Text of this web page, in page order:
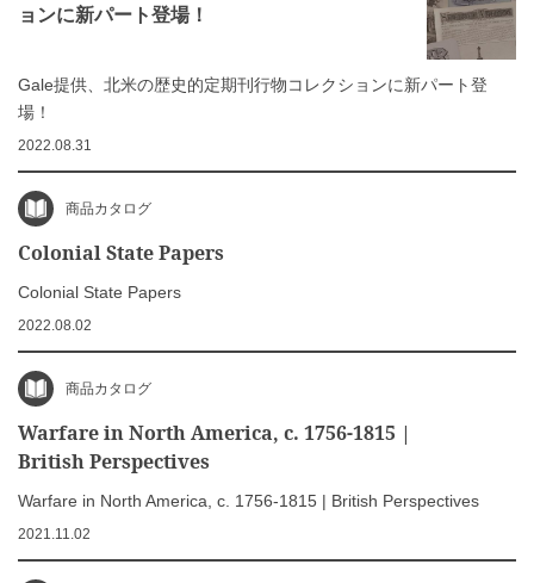
ョンに新パート登場！
Gale提供、北米の歴史的定期刊行物コレクションに新パート登
場！
2022.08.31
商品カタログ
Colonial State Papers
Colonial State Papers
2022.08.02
商品カタログ
Warfare in North America, c. 1756-1815 |
British Perspectives
Warfare in North America, c. 1756-1815 | British Perspectives
2021.11.02